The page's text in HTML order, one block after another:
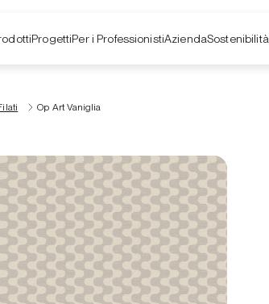
ProgettiPer i ProfessionistiAziendaSostenibilità
Op Art Vaniglia